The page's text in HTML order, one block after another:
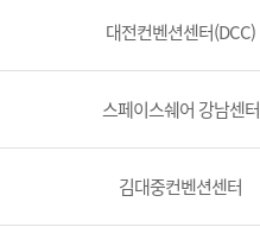
대전컨벤션센터(DCC)
스페이스쉐어 강남센터
김대중컨벤션센터